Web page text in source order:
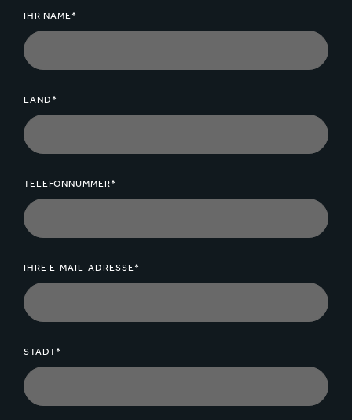
IHR NAME*
LAND*
TELEFONNUMMER*
IHRE E-MAIL-ADRESSE*
STADT*